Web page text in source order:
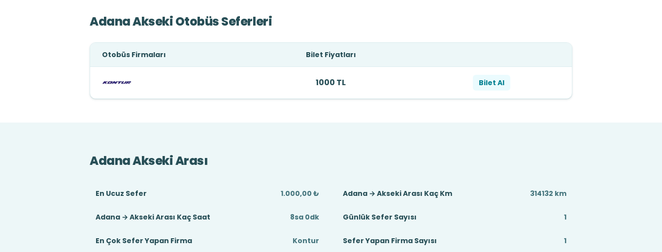
Adana Akseki Otobüs Seferleri
Otobüs Firmaları Bilet Fiyatları
1000 TL Bilet Al
Adana Akseki Arası
En Ucuz Sefer 1.000,00 ₺ Adana → Akseki Arası Kaç Km 314132 km
Adana → Akseki Arası Kaç Saat 8sa 0dk Günlük Sefer Sayısı 1
En Çok Sefer Yapan Firma Kontur Sefer Yapan Firma Sayısı 1